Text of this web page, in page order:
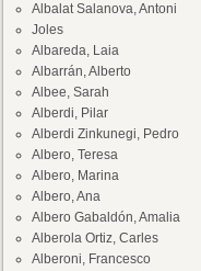
Albalat Salanova, Antoni
Joles
Albareda, Laia
Albarrán, Alberto
Albee, Sarah
Alberdi, Pilar
Alberdi Zinkunegi, Pedro
Albero, Teresa
Albero, Marina
Albero, Ana
Albero Gabaldón, Amalia
Alberola Ortiz, Carles
Alberoni, Francesco